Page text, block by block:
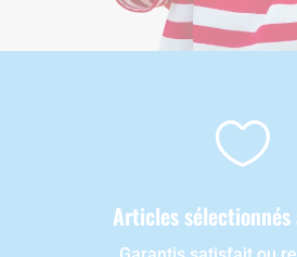

Articles sélectionnés